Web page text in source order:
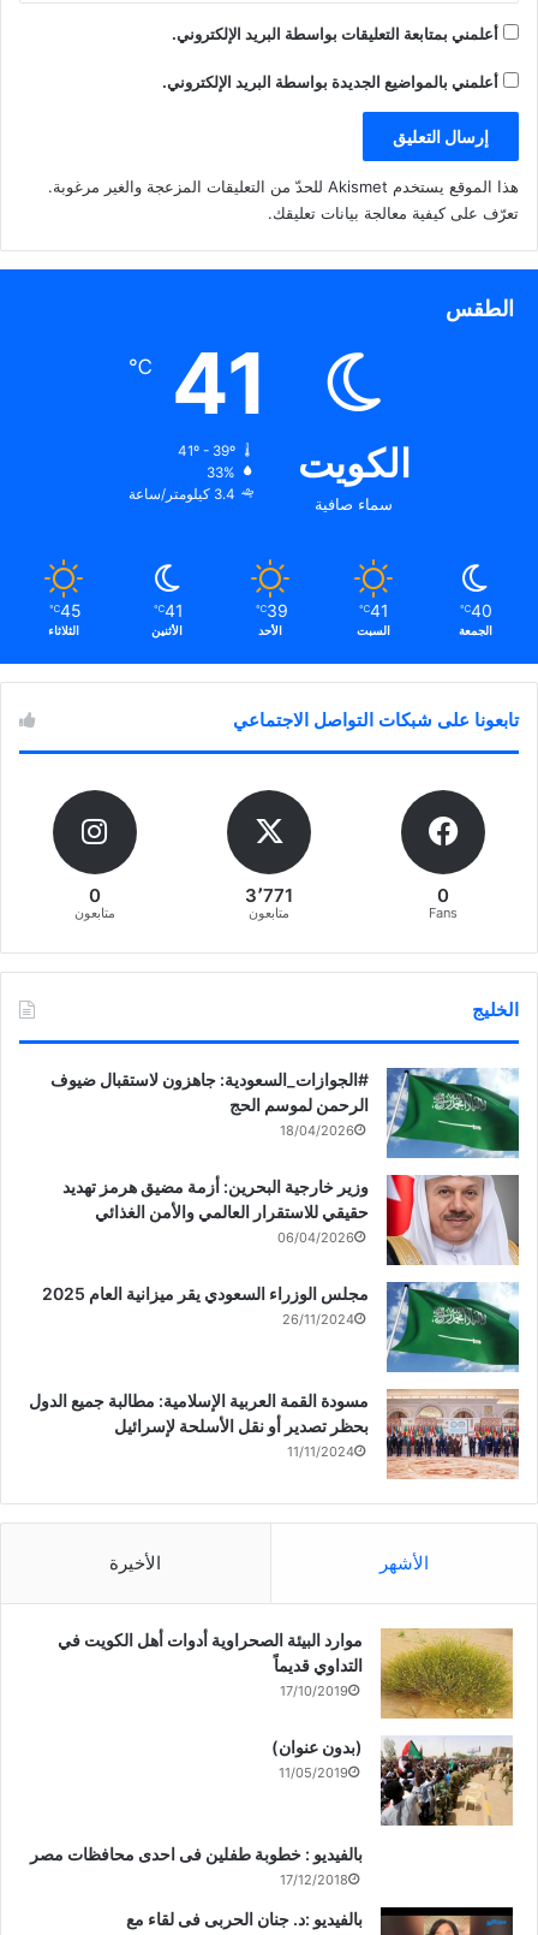
أعلمني بمتابعة التعليقات بواسطة البريد الإلكتروني.
أعلمني بالمواضيع الجديدة بواسطة البريد الإلكتروني.
هذا الموقع يستخدم Akismet للحدّ من التعليقات المزعجة والغير مرغوبة.
تعرّف على كيفية معالجة بيانات تعليقك.
الطقس
الكويت
سماء صافية
41
℃
41º - 39º
33%
3.4 كيلومتر/ساعة
40
℃
الجمعة
41
℃
السبت
39
℃
الأحد
41
℃
الأثنين
45
℃
الثلاثاء
تابعونا على شبكات التواصل الاجتماعي
0
Fans
3٬771
متابعون
0
متابعون
الخليج
‏‎#الجوازات_السعودية: جاهزون لاستقبال ضيوف
الرحمن لموسم الحج
18/04/2026
وزير خارجية البحرين: أزمة مضيق هرمز تهديد
حقيقي للاستقرار العالمي والأمن الغذائي
06/04/2026
مجلس الوزراء السعودي يقر ميزانية العام 2025
26/11/2024
مسودة القمة العربية الإسلامية: مطالبة جميع الدول
بحظر تصدير أو نقل الأسلحة لإسرائيل
11/11/2024
الأشهر الأخيرة
موارد البيئة الصحراوية أدوات أهل الكويت في
التداوي قديماً
17/10/2019
(بدون عنوان)
11/05/2019
بالفيديو : خطوبة طفلين فى احدى محافظات مصر
17/12/2018
بالفيديو :د. جنان الحربى فى لقاء مع